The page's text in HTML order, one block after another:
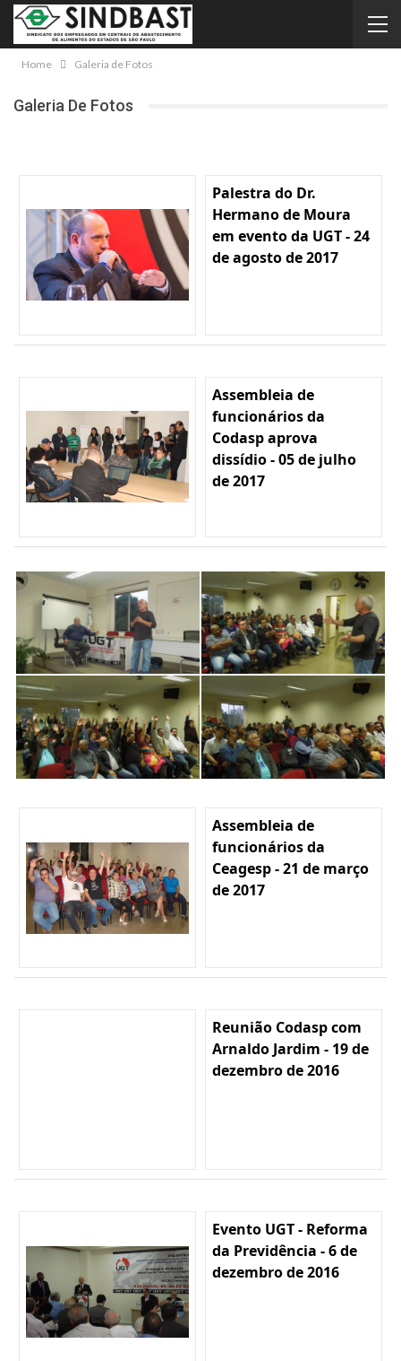
Home Galeria de Fotos
Galeria De Fotos
Palestra do Dr.
Hermano de Moura
em evento da UGT - 24
de agosto de 2017
Assembleia de
funcionários da
Codasp aprova
dissídio - 05 de julho
de 2017
Assembleia de
funcionários da
Ceagesp - 21 de março
de 2017
Reunião Codasp com
Arnaldo Jardim - 19 de
dezembro de 2016
Evento UGT - Reforma
da Previdência - 6 de
dezembro de 2016